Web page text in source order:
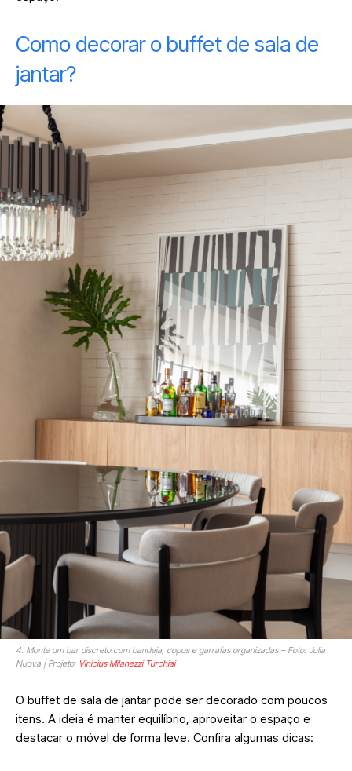
Como decorar o buffet de sala de
jantar?
4. Monte um bar discreto com bandeja, copos e garrafas organizadas – Foto: Julia
Nuova | Projeto: Vinicius Milanezzi Turchiai
O buffet de sala de jantar pode ser decorado com poucos
itens. A ideia é manter equilíbrio, aproveitar o espaço e
destacar o móvel de forma leve. Confira algumas dicas: